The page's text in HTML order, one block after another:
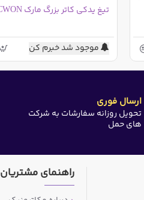
موجود شد خبرم کن
ارسال فوری
تحویل روزانه سفارشات به شرکت
های حمل
راهنمای مشتریان